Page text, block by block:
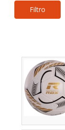
Filtro